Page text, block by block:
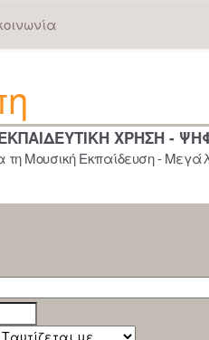
ΧΡΗΣΗ -
Μουσική Εκπαίδευση -